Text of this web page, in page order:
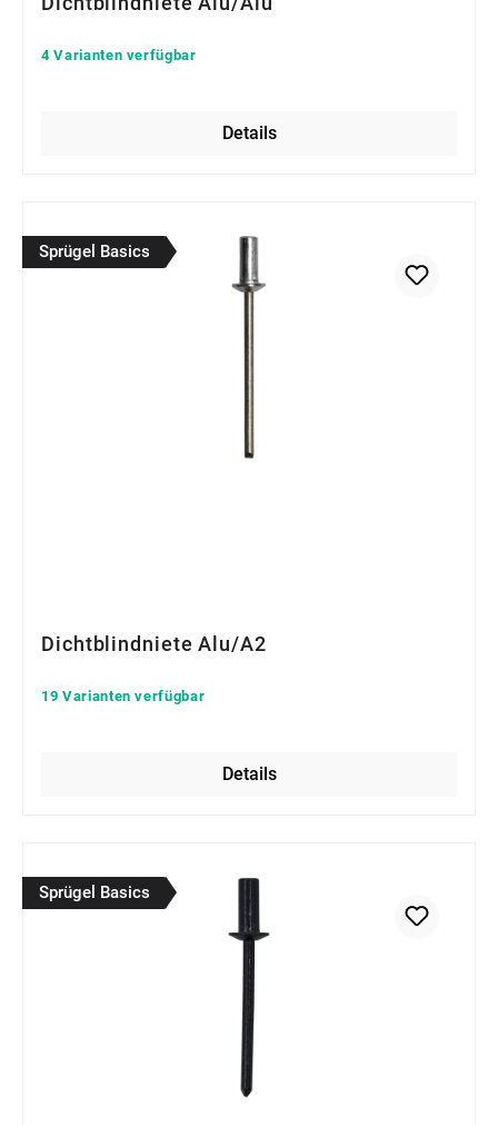
4 Varianten verfügbar
Details
Sprügel Basics
Dichtblindniete Alu/A2
19 Varianten verfügbar
Details
Sprügel Basics